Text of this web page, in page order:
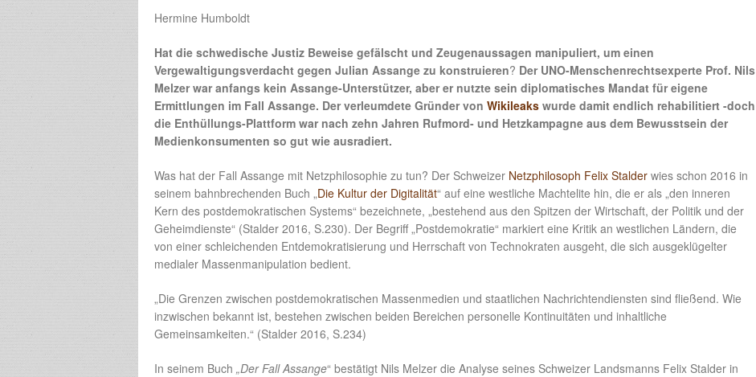
Hermine Humboldt
Hat die schwedische Justiz Beweise gefälscht und Zeugenaussagen manipuliert, um einen
Vergewaltigungsverdacht gegen Julian Assange zu konstruieren? Der UNO-Menschenrechtsexperte Prof. Nils
Melzer war anfangs kein Assange-Unterstützer, aber er nutzte sein diplomatisches Mandat für eigene
Ermittlungen im Fall Assange. Der verleumdete Gründer von Wikileaks wurde damit endlich rehabilitiert -doch
die Enthüllungs-Plattform war nach zehn Jahren Rufmord- und Hetzkampagne aus dem Bewusstsein der
Medienkonsumenten so gut wie ausradiert.
Was hat der Fall Assange mit Netzphilosophie zu tun? Der Schweizer Netzphilosoph Felix Stalder wies schon 2016 in
seinem bahnbrechenden Buch „Die Kultur der Digitalität“ auf eine westliche Machtelite hin, die er als „den inneren
Kern des postdemokratischen Systems“ bezeichnete, „bestehend aus den Spitzen der Wirtschaft, der Politik und der
Geheimdienste“ (Stalder 2016, S.230). Der Begriff „Postdemokratie“ markiert eine Kritik an westlichen Ländern, die
von einer schleichenden Entdemokratisierung und Herrschaft von Technokraten ausgeht, die sich ausgeklügelter
medialer Massenmanipulation bedient.
„Die Grenzen zwischen postdemokratischen Massenmedien und staatlichen Nachrichtendiensten sind fließend. Wie
inzwischen bekannt ist, bestehen zwischen beiden Bereichen personelle Kontinuitäten und inhaltliche
Gemeinsamkeiten.“ (Stalder 2016, S.234)
In seinem Buch „Der Fall Assange“ bestätigt Nils Melzer die Analyse seines Schweizer Landsmanns Felix Stalder in